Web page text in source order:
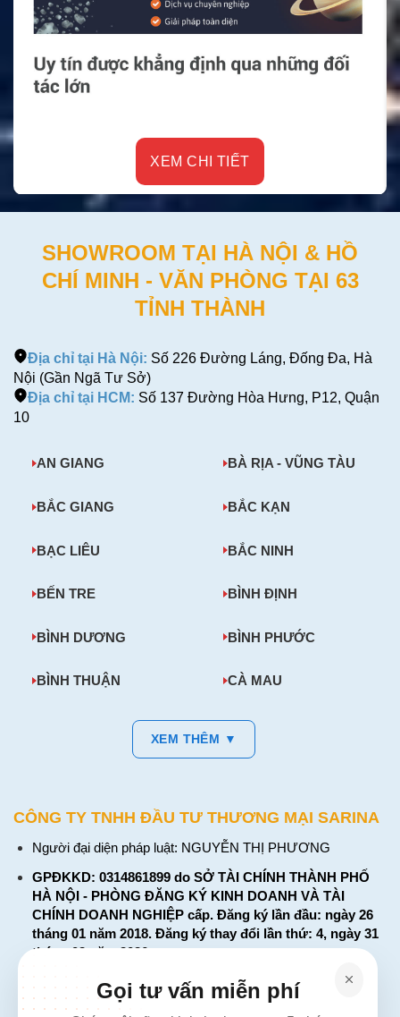
XEM CHI TIẾT
SHOWROOM TẠI HÀ NỘI & HỒ
CHÍ MINH - VĂN PHÒNG TẠI 63
TỈNH THÀNH
Địa chỉ tại Hà Nội: Số 226 Đường Láng, Đống Đa, Hà
Nội (Gần Ngã Tư Sở)
Địa chỉ tại HCM: Số 137 Đường Hòa Hưng, P12, Quận
10
AN GIANG BÀ RỊA - VŨNG TÀU
BẮC GIANG BẮC KẠN
BẠC LIÊU BẮC NINH
BẾN TRE BÌNH ĐỊNH
BÌNH DƯƠNG BÌNH PHƯỚC
BÌNH THUẬN CÀ MAU
XEM THÊM ▼
CÔNG TY TNHH ĐẦU TƯ THƯƠNG MẠI SARINA
Người đại diện pháp luật: NGUYỄN THỊ PHƯƠNG
GPĐKKD: 0314861899 do SỞ TÀI CHÍNH THÀNH PHỐ
HÀ NỘI - PHÒNG ĐĂNG KÝ KINH DOANH VÀ TÀI
CHÍNH DOANH NGHIỆP cấp. Đăng ký lần đầu: ngày 26
tháng 01 năm 2018. Đăng ký thay đổi lần thứ: 4, ngày 31
tháng 03 năm 2026
226 Đường Láng, Đống Đa, Hà Nội
137 Đường Hòa Hưng, Phường 12, Quận 10, TP. Hồ Chí
Gọi tư vấn miễn phí